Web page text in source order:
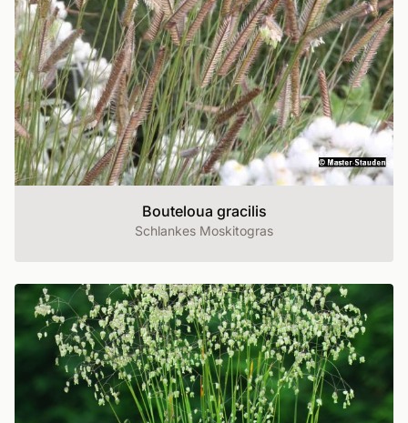
Bouteloua gracilis
Schlankes Moskitogras